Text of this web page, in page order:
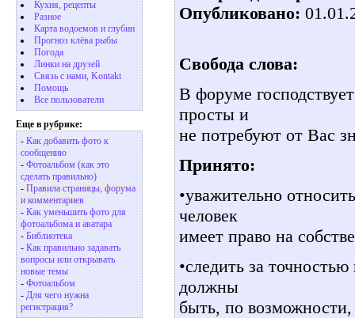
Кухня, рецепты
Разное
Карта водоемов и глубин
Прогноз клёва рыбы
Погода
Линки на друзей
Связь с нами, Kontakt
Помощь
Все пользователи
Еще в рубрике:
- Как добавить фото к
сообщению
- Фотоальбом (как это
сделать правильно)
- Правила страницы, форума
и комментариев
- Как уменьшить фото для
фотоальбома и аватара
- Библиотека
- Как правильно задавать
вопросы или открывать
новые темы
- Фотоальбом
- Для чего нужна
регистрация?
Опубликовано:
Свобода слова:
В форуме
просты и
не потребуют от Вас
Принято:
•уважительно
человек
имеет право на
•следить за
должны
быть, по